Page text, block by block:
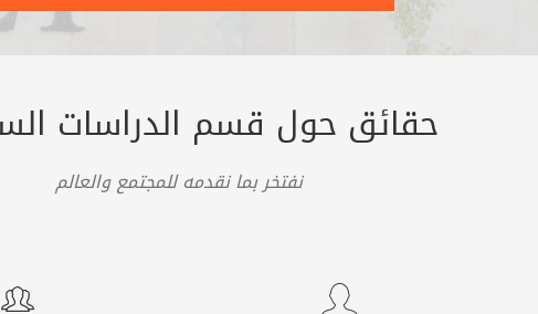
حقائق حول قسم الدراسات
نفتخر بما نقدمه للمجتمع والعالم